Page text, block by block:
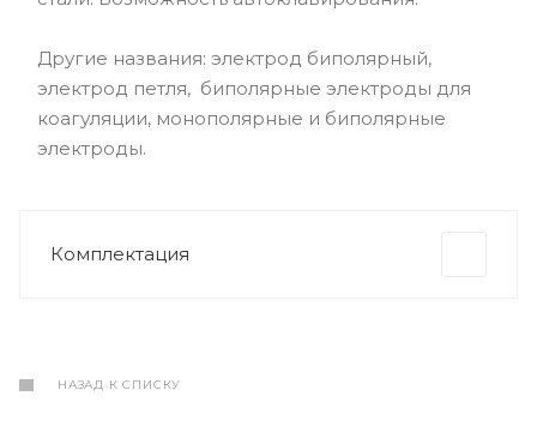
Другие названия: электрод биполярный,
электрод петля, биполярные электроды для
коагуляции, монополярные и биполярные
электроды.
Комплектация
НАЗАД К СПИСКУ